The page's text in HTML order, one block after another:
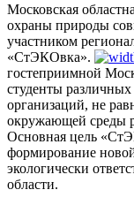
Московская
охраны природы
участником
«СтЭКОвка».
гостеприимной
студенты
организаций, не
окружающей среды
Основная цель
формирование
экологически
области.